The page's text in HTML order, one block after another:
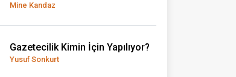
Mine Kandaz
Gazetecilik Kimin İçin Yapılıyor?
Yusuf Sonkurt